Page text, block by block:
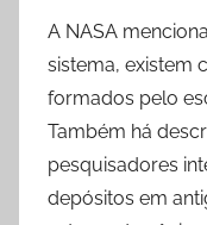
A NASA
sistema, existem
formados pelo
Também há
pesquisadores
depósitos em